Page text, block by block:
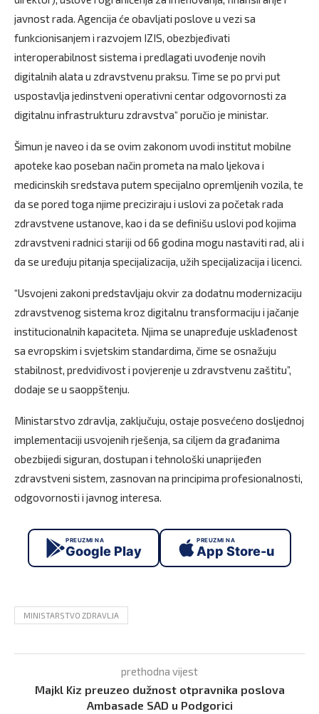
javnost rada. Agencija će obavljati poslove u vezi sa
funkcionisanjem i razvojem IZIS, obezbjeđivati
interoperabilnost sistema i predlagati uvođenje novih
digitalnih alata u zdravstvenu praksu. Time se po prvi put
uspostavlja jedinstveni operativni centar odgovornosti za
digitalnu infrastrukturu zdravstva“ poručio je ministar.
Šimun je naveo i da se ovim zakonom uvodi institut mobilne
apoteke kao poseban način prometa na malo ljekova i
medicinskih sredstava putem specijalno opremljenih vozila, te
da se pored toga njime preciziraju i uslovi za početak rada
zdravstvene ustanove, kao i da se definišu uslovi pod kojima
zdravstveni radnici stariji od 66 godina mogu nastaviti rad, ali i
da se uređuju pitanja specijalizacija, užih specijalizacija i licenci.
“Usvojeni zakoni predstavljaju okvir za dodatnu modernizaciju
zdravstvenog sistema kroz digitalnu transformaciju i jačanje
institucionalnih kapaciteta. Njima se unapređuje usklađenost
sa evropskim i svjetskim standardima, čime se osnažuju
stabilnost, predvidivost i povjerenje u zdravstvenu zaštitu”,
dodaje se u saoppštenju.
Ministarstvo zdravlja, zaključuju, ostaje posvećeno dosljednoj
implementaciji usvojenih rješenja, sa ciljem da građanima
obezbijedi siguran, dostupan i tehnološki unaprijeđen
zdravstveni sistem, zasnovan na principima profesionalnosti,
odgovornosti i javnog interesa.
PREUZMI NA
Google Play
PREUZMI NA
App Store-u
MINISTARSTVO ZDRAVLJA
prethodna vijest
Majkl Kiz preuzeo dužnost otpravnika poslova
Ambasade SAD u Podgorici